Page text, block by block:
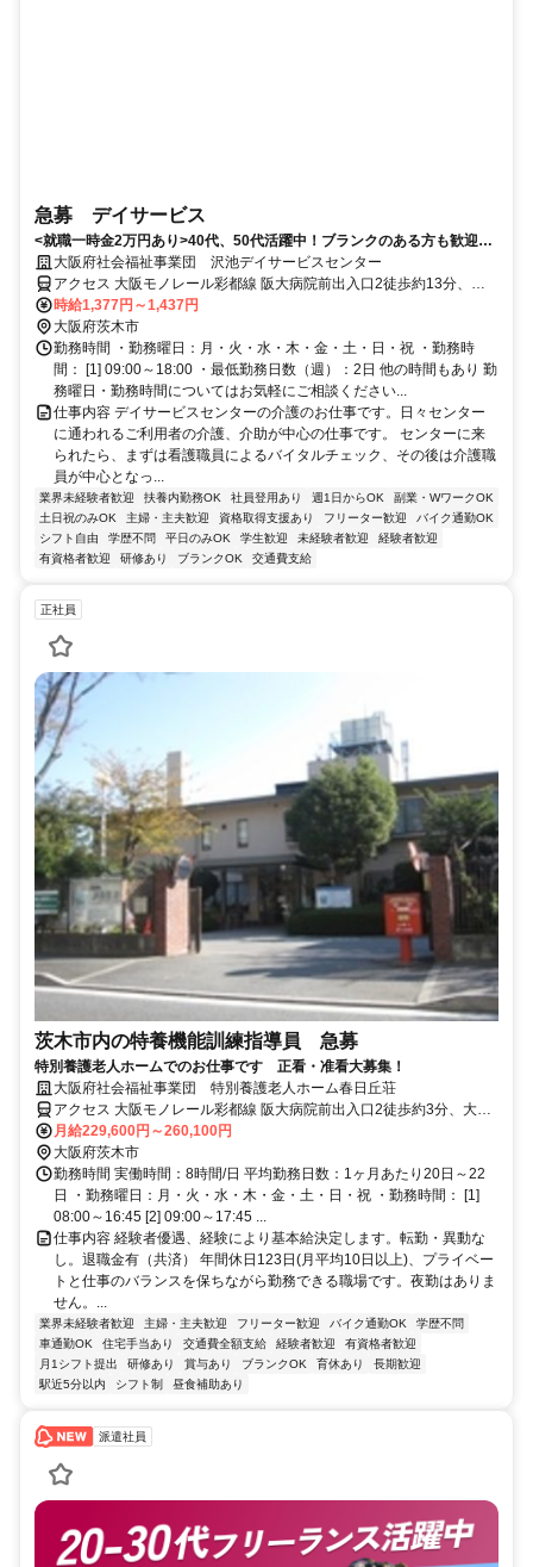
急募 デイサービス
<就職一時金2万円あり>40代、50代活躍中！ブランクのある方も歓迎の
介護のお仕事です♪
大阪府社会福祉事業団 沢池デイサービスセンター
アクセス 大阪モノレール彩都線 阪大病院前出入口2徒歩約13分、大
阪モノレール彩都線 公園東口徒歩約13分、大阪モノレール 宇野辺徒
歩約28分
時給1,377円～1,437円
大阪府茨木市
勤務時間 ・勤務曜日：月・火・水・木・金・土・日・祝 ・勤務時
間： [1] 09:00～18:00 ・最低勤務日数（週）：2日 他の時間もあり 勤
務曜日・勤務時間についてはお気軽にご相談ください...
仕事内容 デイサービスセンターの介護のお仕事です。日々センター
に通われるご利用者の介護、介助が中心の仕事です。 センターに来
られたら、まずは看護職員によるバイタルチェック、その後は介護職
員が中心となっ...
業界未経験者歓迎 扶養内勤務OK 社員登用あり 週1日からOK
副業・WワークOK
土日祝のみOK
主婦・主夫歓迎 資格取得支援あり フリーター歓迎
バイク通勤OK
シフト自由
学歴不問 平日のみOK 学生歓迎 未経験者歓迎
経験者歓迎
有資格者歓迎
研修あり ブランクOK 交通費支給
正社員
茨木市内の特養機能訓練指導員 急募
特別養護老人ホームでのお仕事です 正看・准看大募集！
大阪府社会福祉事業団 特別養護老人ホーム春日丘荘
アクセス 大阪モノレール彩都線 阪大病院前出入口2徒歩約3分、大阪
モノレール彩都線 豊川（大阪府）徒歩約20分、大阪モノレール彩都
線 公園東口徒歩約22分
月給229,600円～260,100円
大阪府茨木市
勤務時間 実働時間：8時間/日 平均勤務日数：1ヶ月あたり20日～22
日 ・勤務曜日：月・火・水・木・金・土・日・祝 ・勤務時間： [1]
08:00～16:45 [2] 09:00～17:45 ...
仕事内容 経験者優遇、経験により基本給決定します。転勤・異動な
し。退職金有（共済） 年間休日123日(月平均10日以上)、プライベー
トと仕事のバランスを保ちながら勤務できる職場です。夜勤はありま
せん。...
業界未経験者歓迎 主婦・主夫歓迎 フリーター歓迎 バイク通勤OK
学歴不問
車通勤OK
住宅手当あり 交通費全額支給 経験者歓迎
有資格者歓迎
月1シフト提出
研修あり 賞与あり ブランクOK 育休あり
長期歓迎
駅近5分以内
シフト制 昼食補助あり
派遣社員